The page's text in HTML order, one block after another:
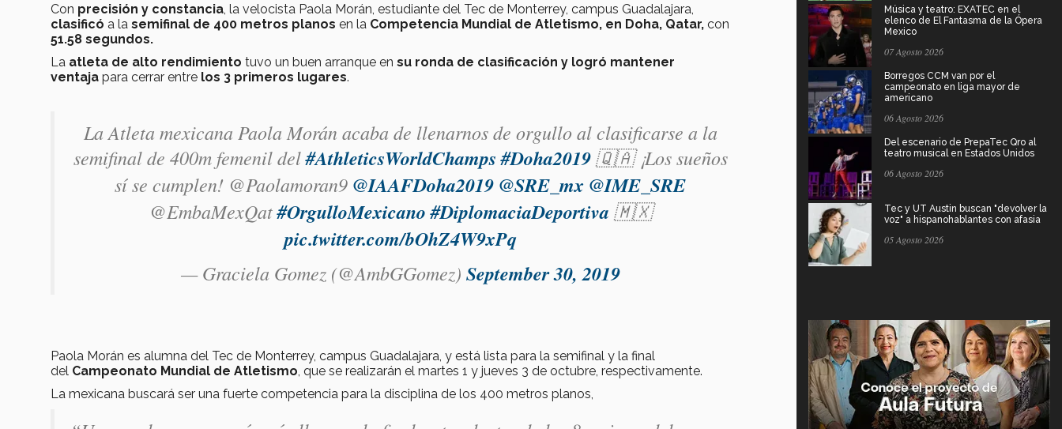
Con precisión y constancia , la velocista Paola Morán, estudiante del Tec de Monterrey, campus Guadalajara,
clasificó a la semifinal de 400 metros planos en la Competencia Mundial de Atletismo, en Doha, Qatar, con
51.58 segundos.
La atleta de alto rendimiento tuvo un buen arranque en su ronda de clasificación y logró mantener
ventaja para cerrar entre los 3 primeros lugares.
La Atleta mexicana Paola Morán acaba de llenarnos de orgullo al clasificarse a la
semifinal de 400m femenil del#AthleticsWorldChamps#Doha2019🇶🇦 ¡Los sueños
sí se cumplen! @Paolamoran9 @IAAFDoha2019 @SRE_mx @IME_SRE
@EmbaMexQat#OrgulloMexicano#DiplomaciaDeportiva 🇲🇽
pic.twitter.com/bOhZ4W9xPq
— Graciela Gomez (@AmbGGomez) September 30, 2019
Paola Morán es alumna del Tec de Monterrey, campus Guadalajara, y está lista para la semifinal y la final
del Campeonato Mundial de Atletismo , que se realizarán el martes 1 y jueves 3 de octubre, respectivamente.
La mexicana buscará ser una fuerte competencia para la disciplina de los 400 metros planos,
Música y teatro: EXATEC en el
elenco de El Fantasma de la Ópera
Mexico
07 Agosto 2026
Borregos CCM van por el
campeonato en liga mayor de
americano
06 Agosto 2026
Del escenario de PrepaTec Qro al
teatro musical en Estados Unidos
06 Agosto 2026
Tec y UT Austin buscan "devolver la
voz" a hispanohablantes con afasia
05 Agosto 2026